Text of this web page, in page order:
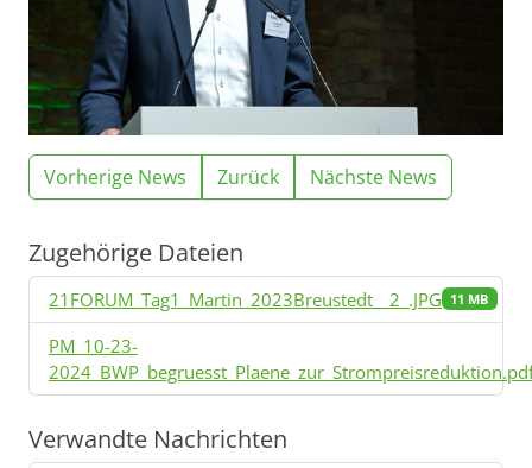
Vorherige News Zurück Nächste News
Zugehörige Dateien
21FORUM_Tag1_Martin_2023Breustedt__2_.JPG 11 MB
PM_10-23-
Verwandte Nachrichten